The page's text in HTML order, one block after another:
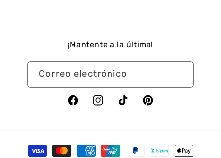
¡Mantente a la última!
Correo electrónico
FacebookInstagramTikTok Pinterest
Formas